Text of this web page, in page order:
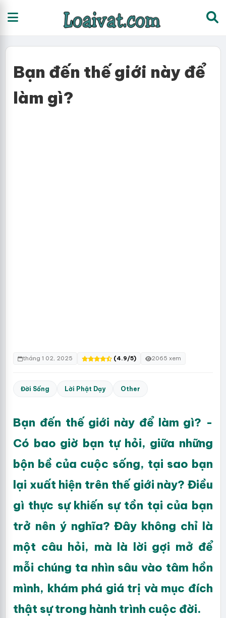
Bạn đến thế giới này để
làm gì?
tháng 1 02, 2025 (4.9/5) 2065 xem
Đời Sống Lời Phật Dạy Other
Bạn đến thế giới này để làm gì? -
Có bao giờ bạn tự hỏi, giữa những
bộn bề của cuộc sống, tại sao bạn
lại xuất hiện trên thế giới này? Điều
gì thực sự khiến sự tồn tại của bạn
trở nên ý nghĩa? Đây không chỉ là
một câu hỏi, mà là lời gợi mở để
mỗi chúng ta nhìn sâu vào tâm hồn
mình, khám phá giá trị và mục đích
thật sự trong hành trình cuộc đời.